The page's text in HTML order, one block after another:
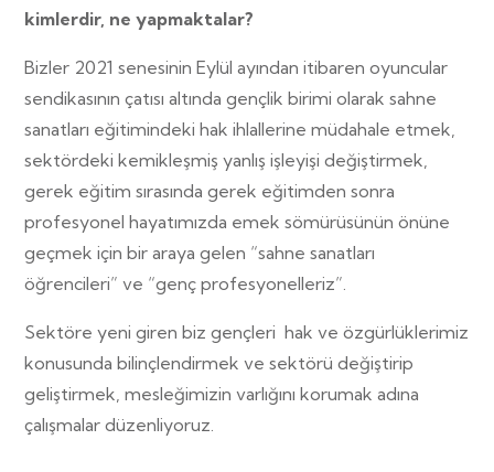
kimlerdir, ne yapmaktalar?
Bizler 2021 senesinin Eylül ayından itibaren oyuncular
sendikasının çatısı altında gençlik birimi olarak sahne
sanatları eğitimindeki hak ihlallerine müdahale etmek,
sektördeki kemikleşmiş yanlış işleyişi değiştirmek,
gerek eğitim sırasında gerek eğitimden sonra
profesyonel hayatımızda emek sömürüsünün önüne
geçmek için bir araya gelen “sahne sanatları
öğrencileri” ve “genç profesyonelleriz”.
Sektöre yeni giren biz gençleri hak ve özgürlüklerimiz
konusunda bilinçlendirmek ve sektörü değiştirip
geliştirmek, mesleğimizin varlığını korumak adına
çalışmalar düzenliyoruz.